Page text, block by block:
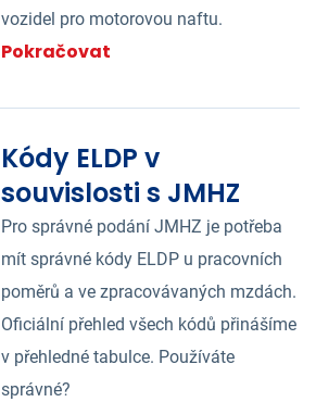
vozidel pro motorovou naftu.
Pokračovat
Kódy ELDP v
souvislosti s JMHZ
Pro správné podání JMHZ je potřeba
mít správné kódy ELDP u pracovních
poměrů a ve zpracovávaných mzdách.
Oficiální přehled všech kódů přinášíme
v přehledné tabulce. Používáte
správné?